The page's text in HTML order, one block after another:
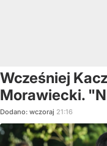
Wcześniej
Morawiecki.
Dodano: wczoraj 21:16